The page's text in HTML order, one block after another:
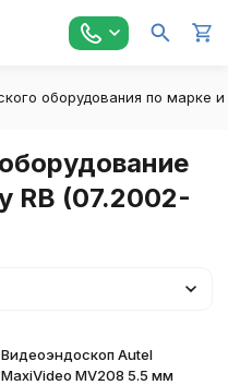
оборудования по марке
RB (07.2002-
Видеоэндоскоп Autel
MaxiVideo MV208 5.5 мм